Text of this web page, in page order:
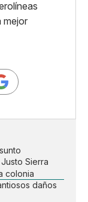
mejor
Sierra
colonia
daños